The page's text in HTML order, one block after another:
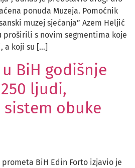
ponuda Muzeja. Pomoćnik
muzej sjećanja” Azem Heljić
proširili s novim segmentima koje
a koji su […]
BiH godišnje
ljudi,
obuke
BiH Edin Forto izjavio je